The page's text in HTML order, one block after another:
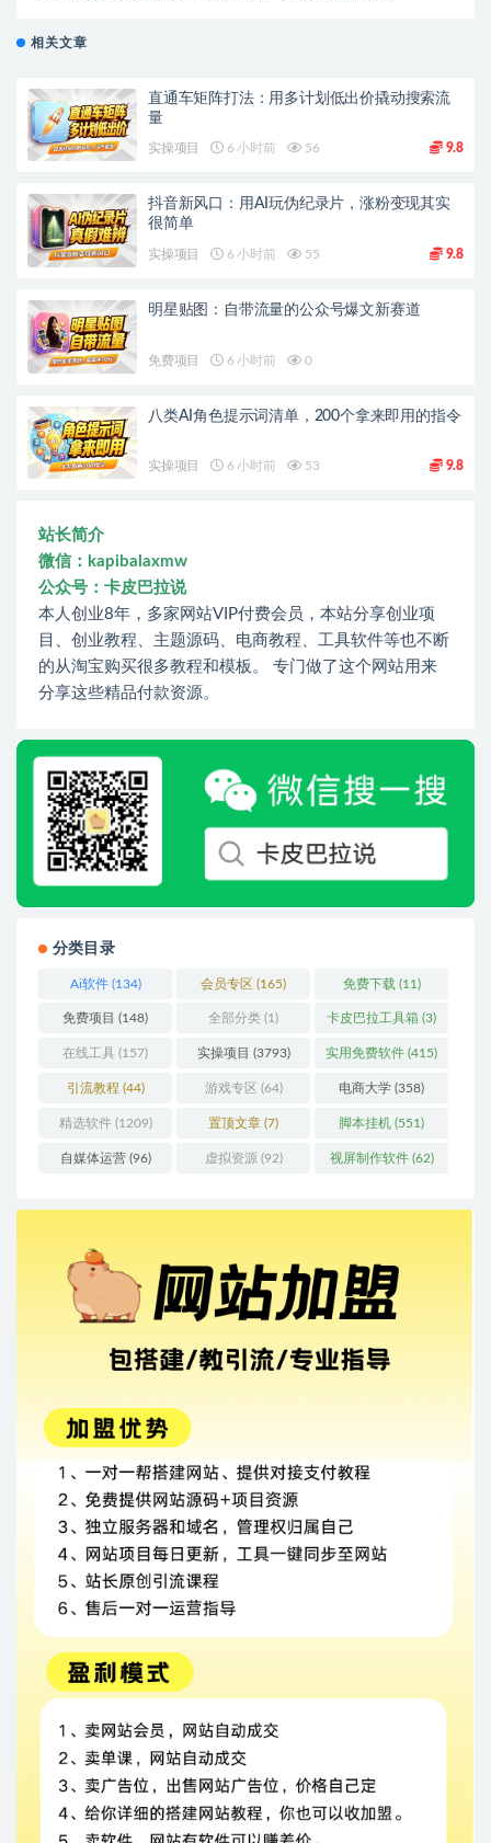
相关文章
直通车矩阵打法：用多计划低出价撬动搜索流
量
实操项目 6 小时前 56 9.8
抖音新风口：用AI玩伪纪录片，涨粉变现其实
很简单
实操项目 6 小时前 55 9.8
明星贴图：自带流量的公众号爆文新赛道
免费项目 6 小时前 0
八类AI角色提示词清单，200个拿来即用的指令
实操项目 6 小时前 53 9.8
站长简介
微信：kapibalaxmw
公众号：卡皮巴拉说
本人创业8年，多家网站VIP付费会员，本站分享创业项
目、创业教程、主题源码、电商教程、工具软件等也不断
的从淘宝购买很多教程和模板。 专门做了这个网站用来
分享这些精品付款资源。
分类目录
Ai软件(134) 会员专区 (165) 免费下载 (11)
免费项目 (148) 全部分类 (1) 卡皮巴拉工具箱 (3)
在线工具 (157) 实操项目 (3793) 实用免费软件 (415)
引流教程 (44) 游戏专区 (64) 电商大学 (358)
精选软件(1209) 置顶文章 (7) 脚本挂机 (551)
自媒体运营(96) 虚拟资源 (92) 视屏制作软件(62)